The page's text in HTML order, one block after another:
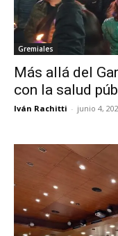
Gremiales
Más allá del
con la salud
Iván Rachitti - junio 4,